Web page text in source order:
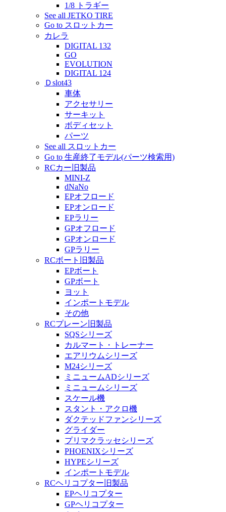
1/8 トラギー
See all JETKO TIRE
Go to スロットカー
カレラ
DIGITAL 132
GO
EVOLUTION
DIGITAL 124
Ｄslot43
車体
アクセサリー
サーキット
ボディセット
パーツ
See all スロットカー
Go to 生産終了モデル(パーツ検索用)
RCカー旧製品
MINI-Z
dNaNo
EPオフロード
EPオンロード
EPラリー
GPオフロード
GPオンロード
GPラリー
RCボート旧製品
EPボート
GPボート
ヨット
インポートモデル
その他
RCプレーン旧製品
SQSシリーズ
カルマート・トレーナー
エアリウムシリーズ
M24シリーズ
ミニュームADシリーズ
ミニュームシリーズ
スケール機
スタント・アクロ機
ダクテッドファンシリーズ
グライダー
プリマクラッセシリーズ
PHOENIXシリーズ
HYPEシリーズ
インポートモデル
RCヘリコプター旧製品
EPヘリコプター
GPヘリコプター